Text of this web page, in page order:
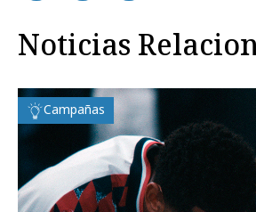
Noticias
Campañas